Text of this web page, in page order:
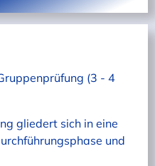
(3 - 4
gliedert sich in eine
und